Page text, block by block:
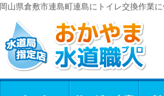
岡山県倉敷市連島町連島にトイレ交換作業